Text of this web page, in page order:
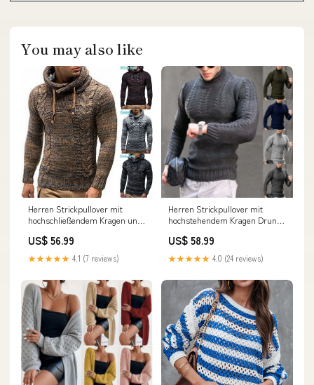
You may also like
Herren Strickpullover mit
hochschließendem Kragen und
langer Mantel
US$ 56.99
★★★★★ 4.1 (7 reviews)
Herren Strickpullover mit
hochstehendem Kragen Drune
US$ 58.99
★★★★★ 4.0 (24 reviews)